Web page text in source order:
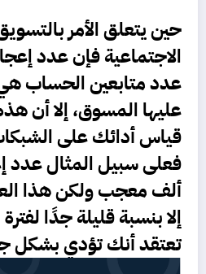
حين يتعلق الأمر
الاجتماعية فإن عدد
عدد متابعين الحساب هي
عليها المسوق، إلا أن هذه
قياس أدائك على
ألف معجب ولكن هذا
تعتقد أنك تؤدي بشكل